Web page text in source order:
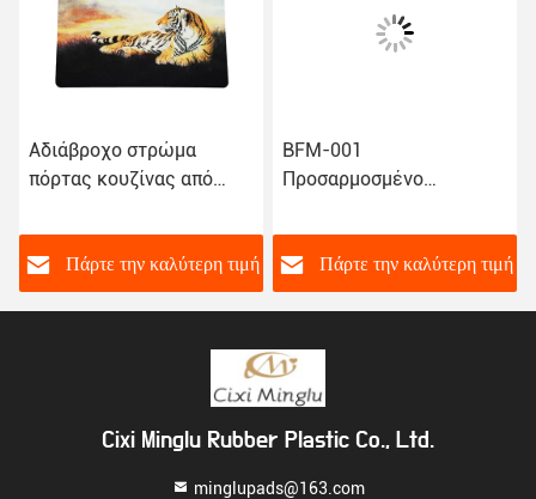
Αδιάβροχο στρώμα
πόρτας κουζίνας από
απορροφητικό στρώμα
πόρτας εσωτερικό
στρώμα δαπέδου μπάνιου
Πάρτε την καλύτερη τιμή
BFM-001
Προσαρμοσμένο
καουτσούκ αντηλιακό
στρώμα για μπάνιο
Πάρτε την καλύτερη τιμή
Cixi Minglu Rubber Plastic Co., Ltd.
minglupads@163.com